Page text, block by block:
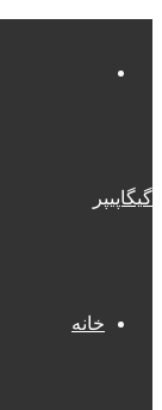
گیگاپیپر
خانه